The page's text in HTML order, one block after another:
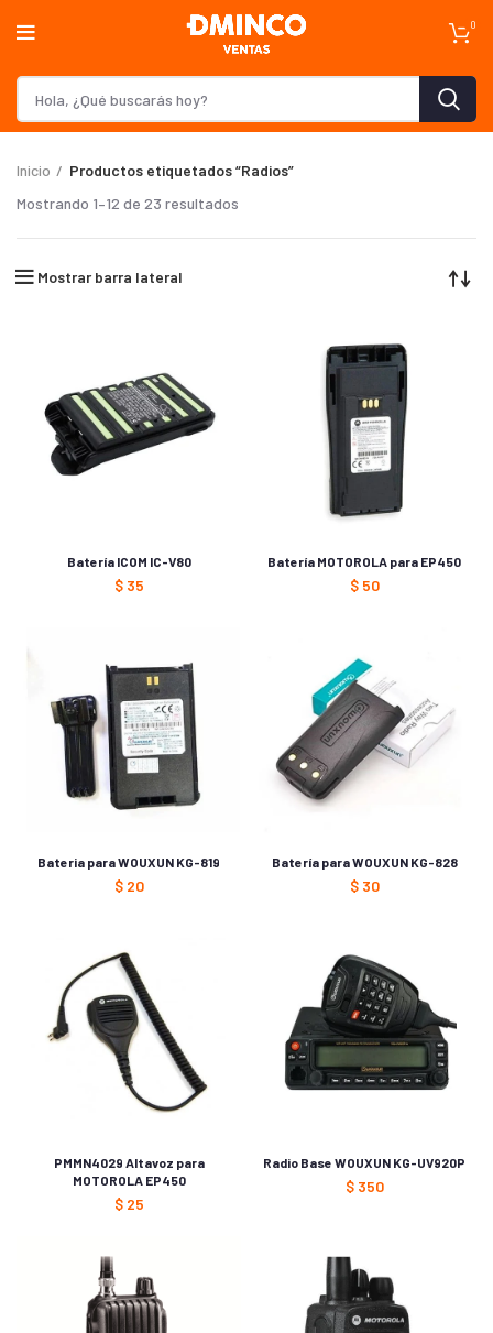
0
Inicio
Productos etiquetados “Radios”
Mostrando 1–12 de 23 resultados
Mostrar barra lateral
Batería ICOM IC-V80
$35
Batería MOTOROLA para EP450
$50
Bateria para WOUXUN KG-819
$20
Batería para WOUXUN KG-828
$30
PMMN4029 Altavoz para
MOTOROLA EP450
$25
Radio Base WOUXUN KG-UV920P
$350